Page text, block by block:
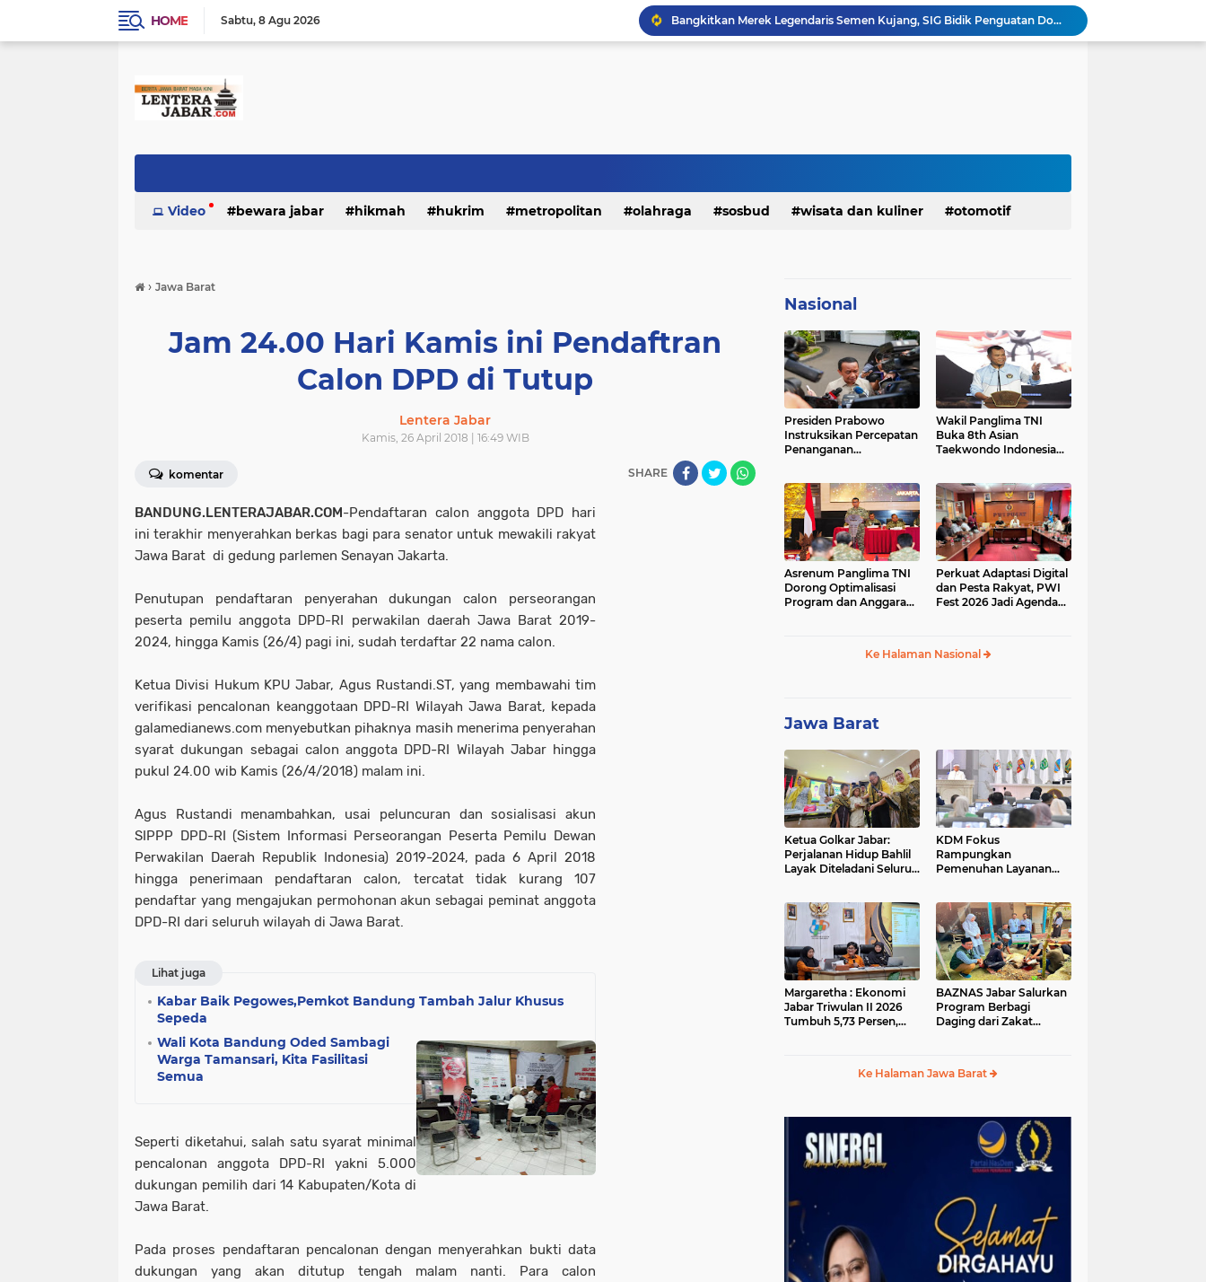
HOME Sabtu 8 Agu 2026
Ketua Golkar Jabar: Perjalanan Hidup Bahlil Layak Diteladani Seluruh Kader Partai
KDM Fokus Rampungkan Pemenuhan Layanan Dasar dan Konektivitas Wilayah pada 2027
Jelang Konferprov PWI Jabar, Bos Ayo Media Sambangi Rumah PWI Kota Bogor
Video bewara jabar hikmah hukrim metropolitan olahraga sosbud wisata dan kuliner otomotif
› Jawa Barat
Jam 24.00 Hari Kamis ini Pendaftran
Calon DPD di Tutup
Lentera Jabar
Kamis, 26 April 2018 | 16:49 WIB
komentar SHARE
BANDUNG.LENTERAJABAR.COM-Pendaftaran calon anggota DPD hari
ini terakhir menyerahkan berkas bagi para senator untuk mewakili rakyat
Jawa Barat di gedung parlemen Senayan Jakarta.
Penutupan pendaftaran penyerahan dukungan calon perseorangan
peserta pemilu anggota DPD-RI perwakilan daerah Jawa Barat 2019-
2024, hingga Kamis (26/4) pagi ini, sudah terdaftar 22 nama calon.
Ketua Divisi Hukum KPU Jabar, Agus Rustandi.ST, yang membawahi tim
verifikasi pencalonan keanggotaan DPD-RI Wilayah Jawa Barat, kepada
galamedianews.com menyebutkan pihaknya masih menerima penyerahan
syarat dukungan sebagai calon anggota DPD-RI Wilayah Jabar hingga
pukul 24.00 wib Kamis (26/4/2018) malam ini.
Agus Rustandi menambahkan, usai peluncuran dan sosialisasi akun
SIPPP DPD-RI (Sistem Informasi Perseorangan Peserta Pemilu Dewan
Perwakilan Daerah Republik Indonesia) 2019-2024, pada 6 April 2018
hingga penerimaan pendaftaran calon, tercatat tidak kurang 107
pendaftar yang mengajukan permohonan akun sebagai peminat anggota
DPD-RI dari seluruh wilayah di Jawa Barat.
Lihat juga
Kabar Baik Pegowes,Pemkot Bandung Tambah Jalur Khusus
Sepeda
Wali Kota Bandung Oded Sambagi
Warga Tamansari, Kita Fasilitasi
Semua
Seperti diketahui, salah satu syarat minimal
pencalonan anggota DPD-RI yakni 5.000
dukungan pemilih dari 14 Kabupaten/Kota di
Jawa Barat.
Pada proses pendaftaran pencalonan dengan menyerahkan bukti data
dukungan yang akan ditutup tengah malam nanti. Para calon
Nasional
Presiden Prabowo
Instruksikan Percepatan
Penanganan
BBM
Wakil Panglima TNI
Buka 8th Asian
Taekwondo Indonesia
Asrenum Panglima TNI
Dorong Optimalisasi
Program dan Anggaran
Perkuat Adaptasi Digital
dan Pesta Rakyat, PWI
Fest 2026 Jadi Agenda
Ke Halaman Nasional
Jawa Barat
Ketua Golkar Jabar:
Perjalanan Hidup Bahlil
Layak Diteladani Seluruh
KDM Fokus
Rampungkan
Pemenuhan Layanan
Margaretha : Ekonomi
Jabar Triwulan II 2026
Tumbuh 5,73 Persen,
BAZNAS Jabar Salurkan
Program Berbagi
Daging dari Zakat
Ke Halaman Jawa Barat